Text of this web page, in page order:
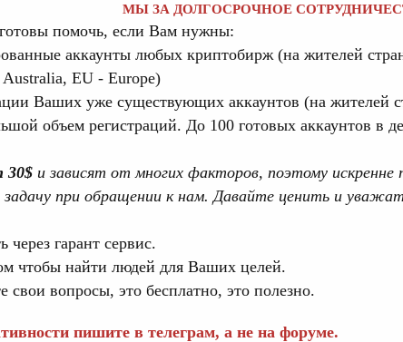
МЫ ЗА ДОЛГОСРОЧНОЕ
готовы помочь, если Вам нужны:
аккаунты любых криптобирж (на жителей
EU - Europe)
Ваших уже существующих аккаунтов (на жителей
объем регистраций. До 100 готовых аккаунтов в
30$ и зависят от многих факторов, поэтому
при обращении к нам. Давайте ценить и
через гарант сервис.
чтобы найти людей для Ваших целей.
свои вопросы, это бесплатно, это полезно.
пишите в телеграм, а не на форуме.